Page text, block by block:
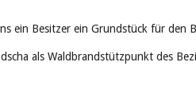
ein Besitzer ein Grundstück für den
als Waldbrandstützpunkt des